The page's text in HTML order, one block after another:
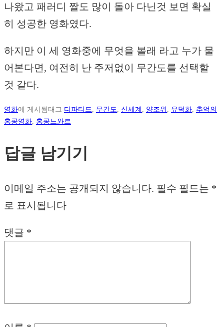
나왔고 패러디 짤도 많이 돌아 다닌것 보면 확실
히 성공한 영화였다.
하지만 이 세 영화중에 무엇을 볼래 라고 누가 물
어본다면, 여전히 난 주저없이 무간도를 선택할
것 같다.
영화에 게시됨태그 디파티드 무간도 신세계 양조위 유덕화 추억의
홍콩영화 홍콩느와르
답글 남기기
이메일 주소는 공개되지 않습니다. 필수 필드는 *
로 표시됩니다
댓글 *